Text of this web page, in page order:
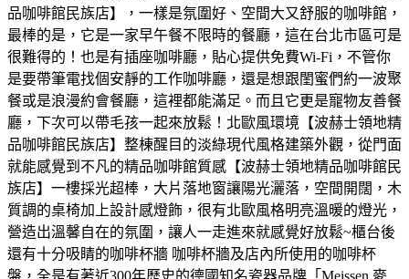
品咖啡館民族店】，一樣是氛圍好、空間大又舒服的咖啡館，
最棒的是，它是一家早午餐不限時的餐廳，這在台北市區可是
很難得的！也是有插座咖啡廳，貼心提供免費Wi-Fi，不管你
是要帶筆電找個安靜的工作咖啡廳，還是想跟閨蜜們約一波聚
餐或是浪漫約會餐廳，這裡都能滿足。而且它更是寵物友善餐
廳，下次可以帶毛孩一起來放鬆！北歐風環境【波赫士領地精
品咖啡館民族店】整棟醒目的淡綠現代風格建築外觀，從門面
就能感覺到不凡的精品咖啡館質感【波赫士領地精品咖啡館民
族店】一樓採光超棒，大片落地窗讓陽光灑落，空間開闊，木
質調的桌椅加上設計感燈飾，很有北歐風格明亮溫暖的燈光，
營造出溫馨自在的氛圍，讓人一走進來就感覺好放鬆~櫃台後
還有十分吸睛的咖啡杯牆 咖啡杯牆及店內所使用的咖啡杯
盤，全是有著近300年歷史的德國知名瓷器品牌「Meissen 麥